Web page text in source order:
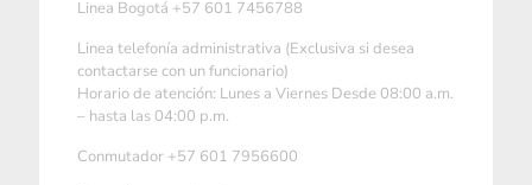
Linea Bogotá +57 601 7456788
Linea telefonía administrativa (Exclusiva si desea
contactarse con un funcionario)
Horario de atención: Lunes a Viernes Desde 08:00 a.m.
– hasta las 04:00 p.m.
Conmutador +57 601 7956600